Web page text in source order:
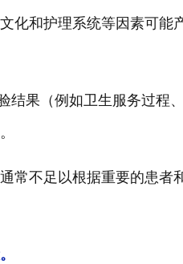
化和护理系统等因素可能
结果（例如卫生服务过程
常不足以根据重要的患者